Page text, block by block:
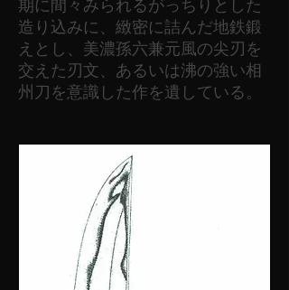
期に間々みられるがっちりとした
造り込みに、緻密に詰んだ地鉄鍛
えとし、美濃孫六兼元風の尖刃を
交えた刃文、あるいは沸の強い相
州刀を意識した作を遺している。